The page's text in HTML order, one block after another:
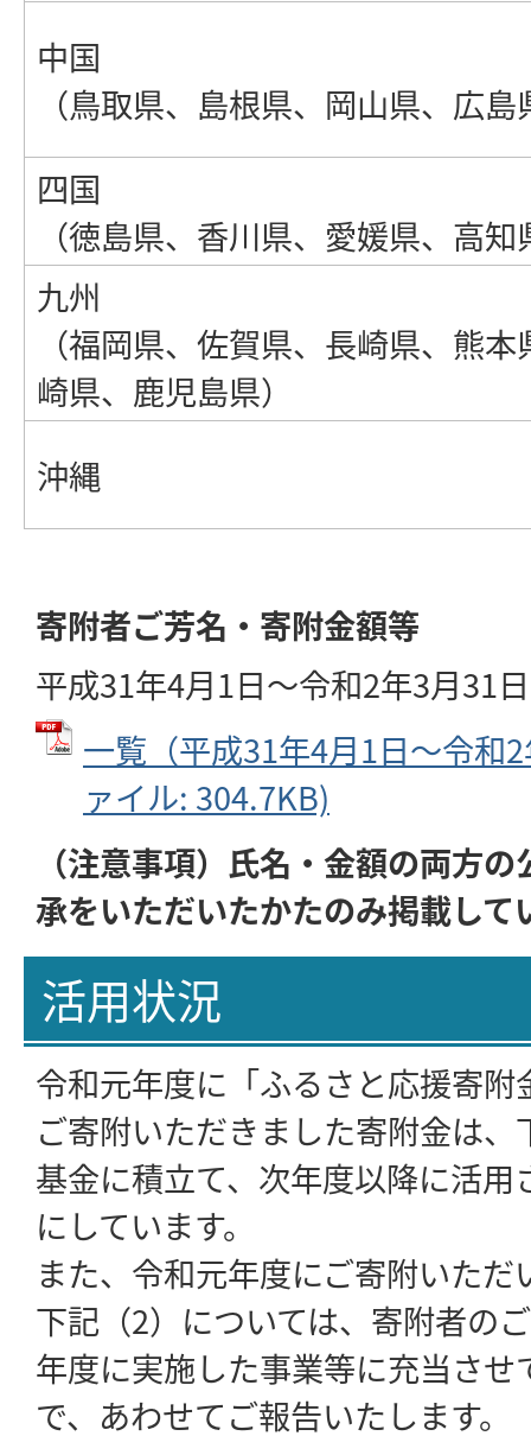
中国
（鳥取県、島根県、岡山県、広
四国
（徳島県、香川県、愛媛県、高知
九州
（福岡県、佐賀県、長崎県、熊
崎県、鹿児島県）
沖縄
寄附者ご芳名・寄附金額等
平成31年4月1日～令和2年3月31日
一覧（平成31年4月1日～令和
ァイル: 304.7KB)
（注意事項）氏名・金額の両方
承をいただいたかたのみ掲載して
活用状況
令和元年度に「ふるさと応援寄附
ご寄附いただきました寄附金は
基金に積立て、次年度以降に活用
にしています。
また、令和元年度にご寄附いた
下記（2）については、寄附者の
年度に実施した事業等に充当さ
で、あわせてご報告いたします。